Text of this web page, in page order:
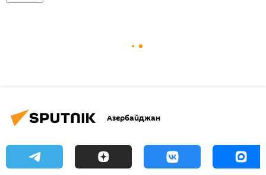
Азербайджан